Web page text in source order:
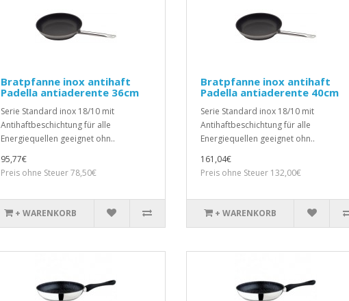
Bratpfanne inox antihaft
Padella antiaderente 36cm
Serie Standard inox 18/10 mit
Antihaftbeschichtung für alle
Energiequellen geeignet ohn..
95,77€
Preis ohne Steuer 78,50€
+ WARENKORB
Bratpfanne inox antihaft
Padella antiaderente 40cm
Serie Standard inox 18/10 mit
Antihaftbeschichtung für alle
Energiequellen geeignet ohn..
161,04€
Preis ohne Steuer 132,00€
+ WARENKORB